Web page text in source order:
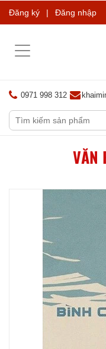
Đăng ký | Đăng nhập
Toggle
0971 998 312
VĂN